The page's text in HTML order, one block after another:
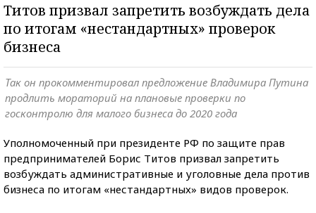
Титов призвал запретить возбуждать дела
по итогам «нестандартных» проверок
бизнеса
Так он прокомментировал предложение Владимира Путина
продлить мораторий на плановые проверки по
госконтролю для малого бизнеса до 2020 года
Уполномоченный при президенте РФ по защите прав
предпринимателей Борис Титов призвал запретить
возбуждать административные и уголовные дела против
бизнеса по итогам «нестандартных» видов проверок.